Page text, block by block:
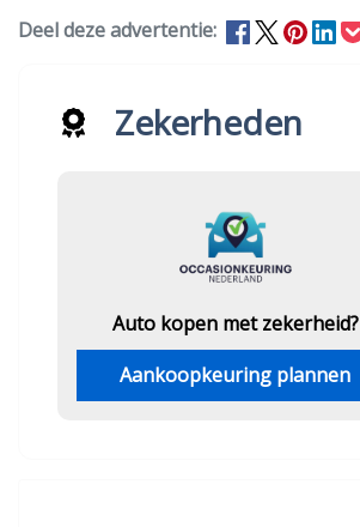
Deel deze advertentie:
Zekerheden
Auto kopen met zekerheid?
Aankoopkeuring plannen